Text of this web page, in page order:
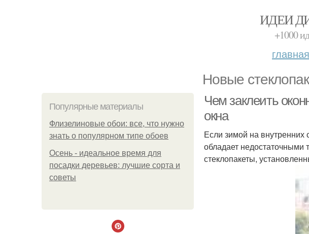
ИДЕИ
+1000
главная
Новые
Популярные материалы
Флизелиновые обои: все, что нужно
знать о популярном типе обоев
Осень - идеальное время для
посадки деревьев: лучшие сорта и
советы
Чем заклеить
окна
Если зимой на внутренних
обладает
стеклопакеты,